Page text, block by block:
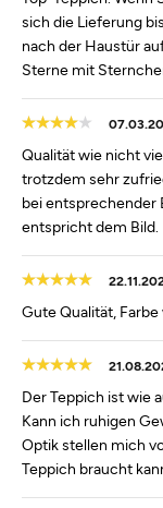
sich die Lieferung
nach der Haustür
Sterne mit
Qualität wie nicht
trotzdem sehr
bei entsprechender
entspricht dem Bild.
Gute Qualität,
Der Teppich ist wie
Kann ich ruhigen
Optik stellen mich
Teppich braucht